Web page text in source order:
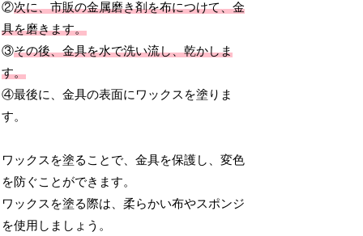
②次に、市販の金属磨き剤を布につけて、金
具を磨きます。
③その後、金具を水で洗い流し、乾かしま
す。
④最後に、金具の表面にワックスを塗りま
す。
ワックスを塗ることで、金具を保護し、変色
を防ぐことができます。
ワックスを塗る際は、柔らかい布やスポンジ
を使用しましょう。